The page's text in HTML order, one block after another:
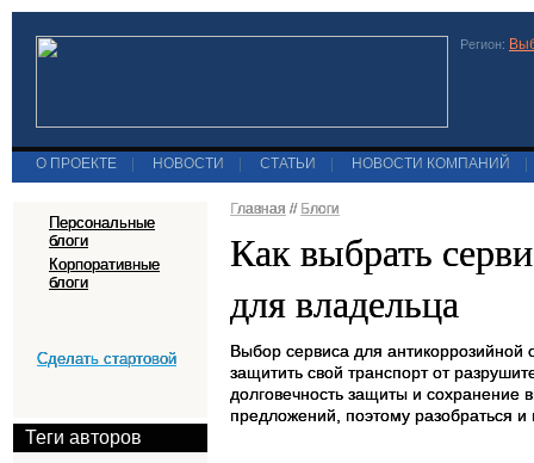
Регион:
О ПРОЕКТЕ НОВОСТИ СТАТЬИ НОВОСТИ КОМПАНИЙ
Персональные
блоги
Корпоративные
блоги
Сделать стартовой
Теги авторов
Главная // Блоги
Как выбрать
для владельца
Выбор сервиса для
защитить свой транспорт от
долговечность защиты и
предложений, поэтому разобраться и